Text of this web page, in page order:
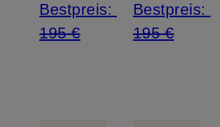
Bestpreis:
195 €
Bestpreis:
195 €